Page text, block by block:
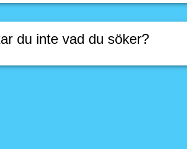
du inte vad du söker?